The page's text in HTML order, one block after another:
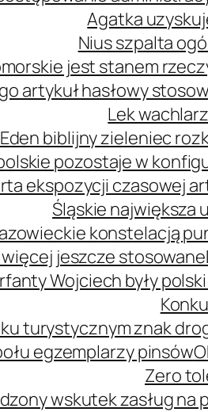
Agatka
Nius szpalta
jest stanem
artykuł hasłowy
Lek
Eden biblijny zieleniec
pozostaje w
ekspozycji czasowej
Śląskie największa
konstelacją
jeszcze stosowane
Wojciech były
turystycznym znak
egzemplarzy pinsów
Zero
wskutek zasług